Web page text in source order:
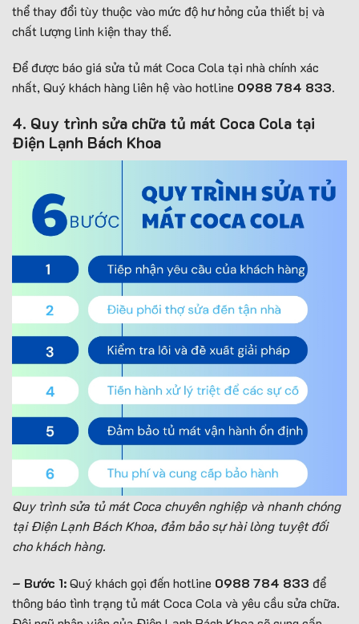
thể thay đổi tùy thuộc vào mức độ hư hỏng của thiết bị và
chất lượng linh kiện thay thế.
Để được báo giá sửa tủ mát Coca Cola tại nhà chính xác
nhất, Quý khách hàng liên hệ vào hotline 0988 784 833.
4. Quy trình sửa chữa tủ mát Coca Cola tại
Điện Lạnh Bách Khoa
Quy trình sửa tủ mát Coca chuyên nghiệp và nhanh chóng
tại Điện Lạnh Bách Khoa, đảm bảo sự hài lòng tuyệt đối
cho khách hàng.
– Bước 1:Quý khách gọi đến hotline 0988 784 833 để
thông báo tình trạng tủ mát Coca Cola và yêu cầu sửa chữa.